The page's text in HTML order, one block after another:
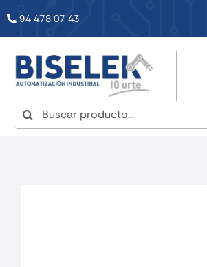
94 478 07 43
Buscar:
INICIO